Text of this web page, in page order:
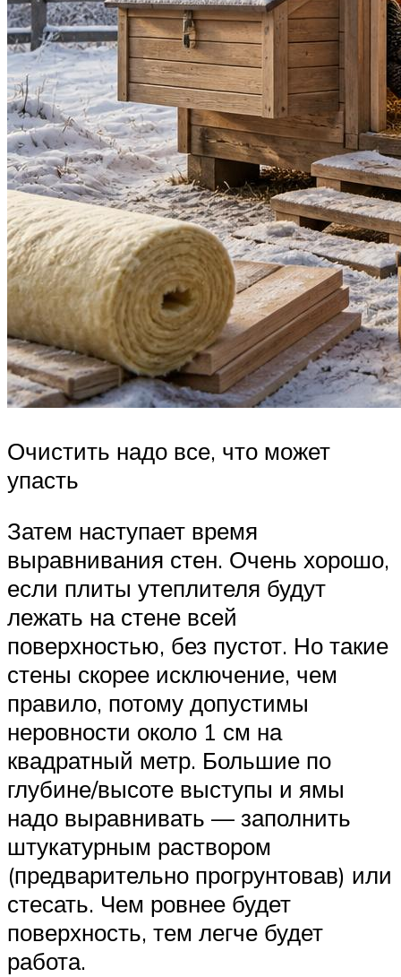
Очистить надо все, что может
упасть
Затем наступает время
выравнивания стен. Очень хорошо,
если плиты утеплителя будут
лежать на стене всей
поверхностью, без пустот. Но такие
стены скорее исключение, чем
правило, потому допустимы
неровности около 1 см на
квадратный метр. Большие по
глубине/высоте выступы и ямы
надо выравнивать — заполнить
штукатурным раствором
(предварительно прогрунтовав) или
стесать. Чем ровнее будет
поверхность, тем легче будет
работа.